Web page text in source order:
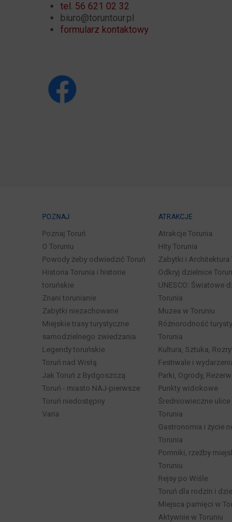
tel. 56 621 02 32
biuro@toruntour.pl
formularz kontaktowy
POZNAJ
Poznaj Toruń
O Toruniu
Powody żeby odwiedzić Toruń
Historia Torunia i historie
toruńskie
Znani torunianie
Zabytki niezachowane
Miejskie trasy turystyczne
samodzielnego zwiedzania
Legendy toruńskie
Toruń nad Wisłą
Jak Toruń z Bydgoszczą
Toruń - miasto NAJ-pierwsze
Toruń niedostępny
Varia
ATRAKCJE
Atrakcje Torunia
Hity Torunia
Zabytki i Architektura
Odkryj dzielnice
UNESCO: Światowe
Torunia
Muzea w Toruniu
Różnorodność
Torunia
Kultura, Sztuka,
Festiwale i
Parki, Ogrody,
Punkty widokowe
Średniowieczne ulice
Torunia
Gastronomia i życie
Torunia
Pomniki, rzeźby
Toruniu
Rejsy po Wiśle
Toruń dla rodzin i
Miejsca pamięci w
Aktywnie w Toruniu